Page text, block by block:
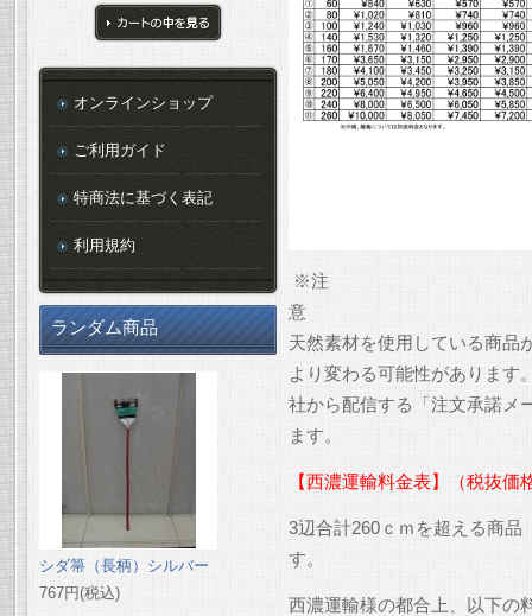
※注
天然素材を使用している商品
より変わる可能性があります
社から配信する「注文承諾メ
ます。
【西濃運輸料金表】（税抜価
3辺合計260ｃｍを超える商
す。
西濃運輸様の都合上、以下の
オンラインショップ
ご利用ガイド
特商法に基づく表記
利用規約
ランダム商品
シダ箒（長柄）シルバー
767円(税込)